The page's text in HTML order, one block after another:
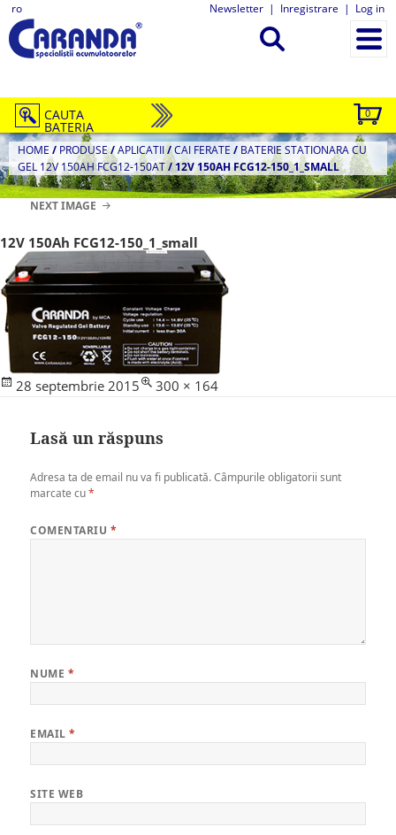
ro Newsletter | Inregistrare | Log in
0
CAUTA
BATERIA
HOME / PRODUSE/APLICATII/CAI FERATE / BATERIE STATIONARA CU
GEL 12V 150AH FCG12-150AT/12V 150AH FCG12-150_1_SMALL
NEXT IMAGE
12V 150Ah FCG12-150_1_small
Posted
28 septembrie 2015
Full
300 × 164
Lasă un răspuns
Adresa ta de email nu va fi publicată. Câmpurile obligatorii sunt
marcate cu*
COMENTARIU *
NUME *
EMAIL*
SITE WEB